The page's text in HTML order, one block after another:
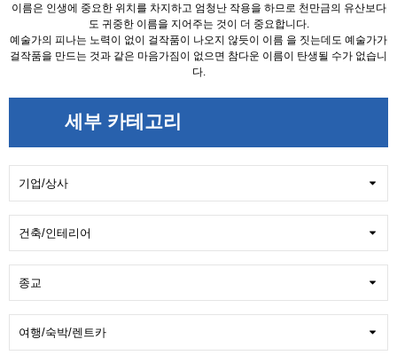
이름은 인생에 중요한 위치를 차지하고 엄청난 작용을 하므로 천만금의 유산보다
도 귀중한 이름을 지어주는 것이 더 중요합니다.
예술가의 피나는 노력이 없이 걸작품이 나오지 않듯이 이름 을 짓는데도 예술가가
걸작품을 만드는 것과 같은 마음가짐이 없으면 참다운 이름이 탄생될 수가 없습니
다.
세부 카테고리